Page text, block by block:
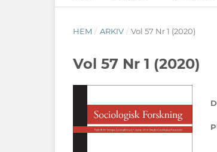
HEM / ARKIV / Vol 57 Nr 1 (2020)
Vol 57 Nr 1 (2020)